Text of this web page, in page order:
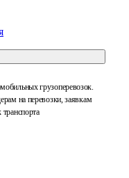
грузоперевозок.
на перевозки, заявкам
транспорта